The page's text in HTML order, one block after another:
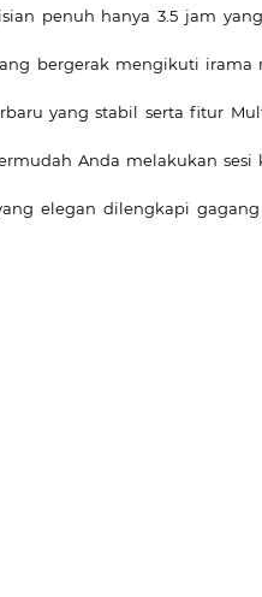
penuh hanya 3.5 jam
bergerak mengikuti irama
yang stabil serta fitur
Anda melakukan
elegan dilengkapi